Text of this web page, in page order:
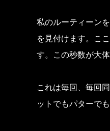
私のルーティーン
を見付けます。こ
す。この秒数が大
これは毎回、毎回
ットでもパターで